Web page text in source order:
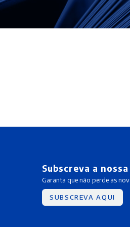
Subscreva a
Garanta que não perde as
SUBSCREVA AQUI